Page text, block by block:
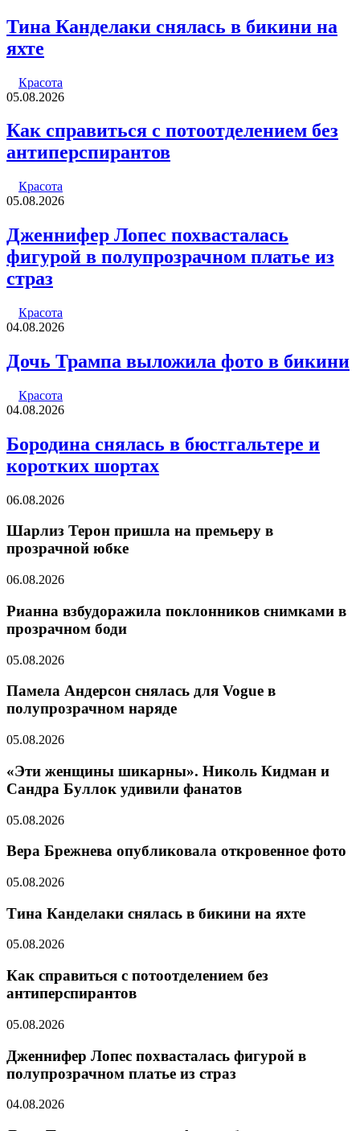
Тина Канделаки снялась в бикини на
яхте
Красота
05.08.2026
Как справиться с потоотделением без
антиперспирантов
Красота
05.08.2026
Дженнифер Лопес похвасталась
фигурой в полупрозрачном платье из
страз
Красота
04.08.2026
Дочь Трампа выложила фото в бикини
Красота
04.08.2026
Бородина снялась в бюстгальтере и
коротких шортах
06.08.2026
Шарлиз Терон пришла на премьеру в
прозрачной юбке
06.08.2026
Рианна взбудоражила поклонников снимками в
прозрачном боди
05.08.2026
Памела Андерсон снялась для Vogue в
полупрозрачном наряде
05.08.2026
«Эти женщины шикарны». Николь Кидман и
Сандра Буллок удивили фанатов
05.08.2026
Вера Брежнева опубликовала откровенное фото
05.08.2026
Тина Канделаки снялась в бикини на яхте
05.08.2026
Как справиться с потоотделением без
антиперспирантов
05.08.2026
Дженнифер Лопес похвасталась фигурой в
полупрозрачном платье из страз
04.08.2026